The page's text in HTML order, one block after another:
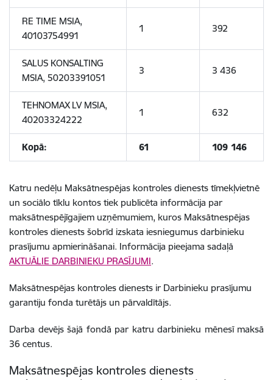
RE TIME MSIA,
40103754991
1 392
SALUS KONSALTING
MSIA, 50203391051
3 3 436
TEHNOMAX LV MSIA,
40203324222
1 632
Kopā: 61 109 146
Katru nedēļu Maksātnespējas kontroles dienests tīmekļvietnē
un sociālo tīklu kontos tiek publicēta informācija par
maksātnespējīgajiem uzņēmumiem, kuros Maksātnespējas
kontroles dienests šobrīd izskata iesniegumus darbinieku
prasījumu apmierināšanai. Informācija pieejama sadaļā
AKTUĀLIE DARBINIEKU PRASĪJUMI.
Maksātnespējas kontroles dienests ir Darbinieku prasījumu
garantiju fonda turētājs un pārvaldītājs.
Darba devējs šajā fondā par katru darbinieku mēnesī maksā
36 centus.
Maksātnespējas kontroles dienests